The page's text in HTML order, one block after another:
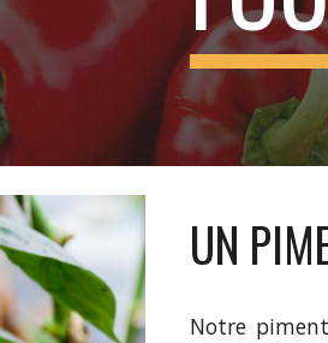
UN
Notre